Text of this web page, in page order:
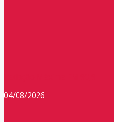
04/08/2026